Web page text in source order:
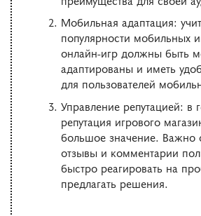
Мобильная адаптация:
популярности мобильных
онлайн-игр должны быть
адаптированы и иметь
для пользователей
Управление репутацией: в
репутация игрового
большое значение. Важно
отзывы и комментарии
быстро реагировать на
предлагать решения.